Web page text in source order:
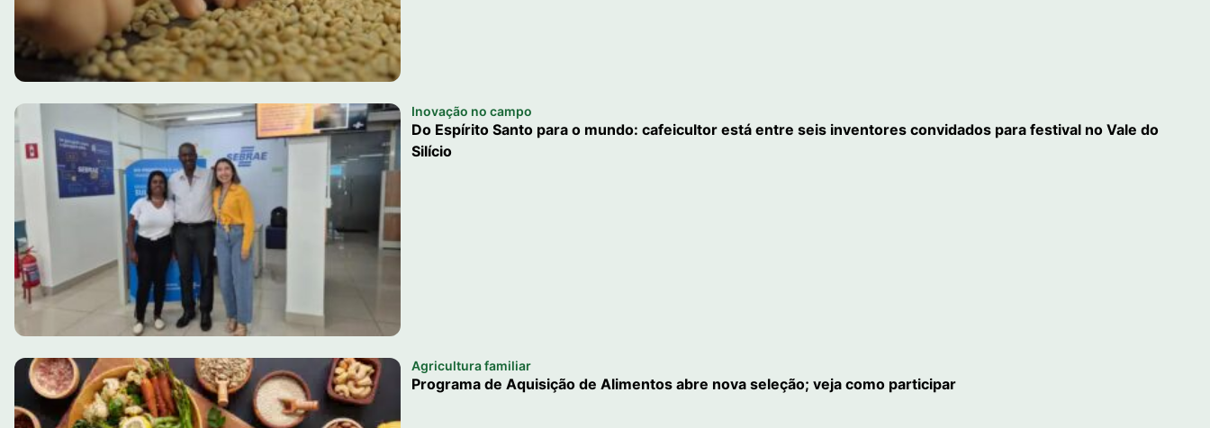
Inovação no campo
Do Espírito Santo para o mundo: cafeicultor está entre seis inventores convidados para festival no Vale do
Silício
Agricultura familiar
Programa de Aquisição de Alimentos abre nova seleção; veja como participar